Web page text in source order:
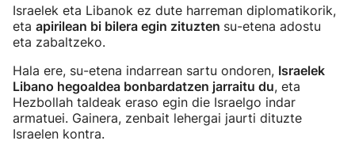
Israelek eta Libanok ez dute harreman diplomatikorik,
eta apirilean bi bilera egin zituzten su-etena adostu
eta zabaltzeko.
Hala ere, su-etena indarrean sartu ondoren, Israelek
Libano hegoaldea bonbardatzen jarraitu du, eta
Hezbollah taldeak eraso egin die Israelgo indar
armatuei. Gainera, zenbait lehergai jaurti dituzte
Israelen kontra.